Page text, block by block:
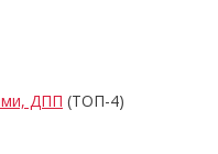
ДПП (ТОП-4)